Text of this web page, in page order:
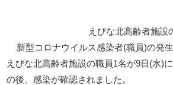
えびな北高齢者施設
新型コロナウイルス感染者(職員)の発
えびな北高齢者施設の職員1名が9日(水)
の後、感染が確認されました。